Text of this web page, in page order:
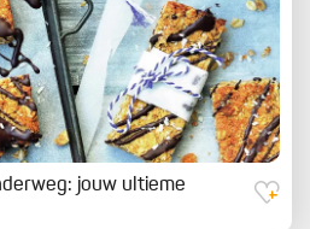
jouw ultieme